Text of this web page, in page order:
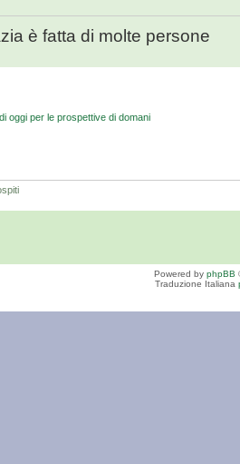
è fatta di molte persone
oggi per le prospettive di domani
Powered by phpBB
Traduzione Italiana